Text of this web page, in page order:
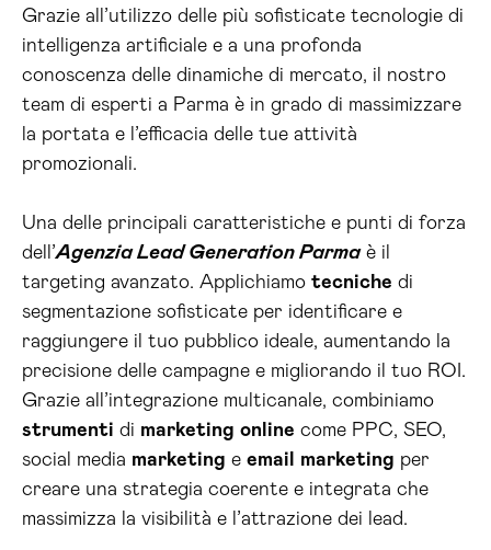
Grazie all’utilizzo delle più sofisticate tecnologie di
intelligenza artificiale e a una profonda
conoscenza delle dinamiche di mercato, il nostro
team di esperti a Parma è in grado di massimizzare
la portata e l’efficacia delle tue attività
promozionali.
Una delle principali caratteristiche e punti di forza
dell’Agenzia Lead Generation Parmaè il
targeting avanzato. Applichiamo tecniche di
segmentazione sofisticate per identificare e
raggiungere il tuo pubblico ideale, aumentando la
precisione delle campagne e migliorando il tuo ROI.
Grazie all’integrazione multicanale, combiniamo
strumenti di marketing online come PPC, SEO,
social media marketing e email marketing per
creare una strategia coerente e integrata che
massimizza la visibilità e l’attrazione dei lead.